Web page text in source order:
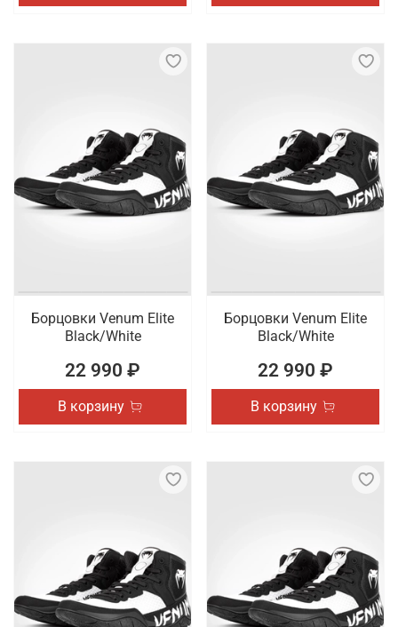
Борцовки Venum Elite
Black/White
22 990 ₽
В корзину
Борцовки Venum Elite
Black/White
22 990 ₽
В корзину